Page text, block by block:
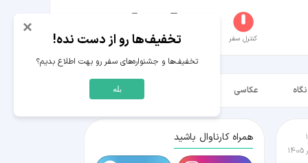
کنترل سفر عکاسخانه سفر‌های من حساب کاربری
عکاسی
همراه کارناوال باشید
×
تخفیف‌ها رو از دست نده!
تخفیف‌ها و جشنواره‌های سفر رو بهت اطلاع بدیم؟
بله